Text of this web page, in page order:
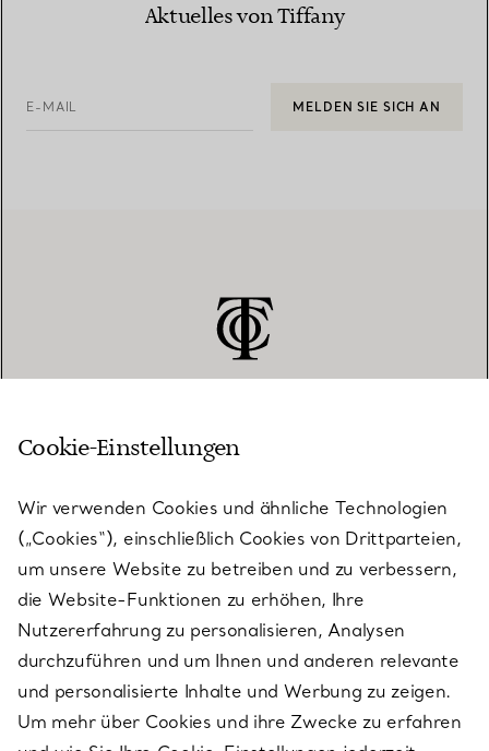
Aktuelles von Tiffany
E-MAIL MELDEN SIE SICH AN
KUNDENSERVICE
SERVICES
ÜBER TIFFANY & CO.
RECHTLICHE HINWEISE
Cookie-Einstellungen
Wir verwenden Cookies und ähnliche Technologien
(„Cookies“), einschließlich Cookies von Drittparteien,
um unsere Website zu betreiben und zu verbessern,
die Website-Funktionen zu erhöhen, Ihre
Nutzererfahrung zu personalisieren, Analysen
durchzuführen und um Ihnen und anderen relevante
und personalisierte Inhalte und Werbung zu zeigen.
Um mehr über Cookies und ihre Zwecke zu erfahren